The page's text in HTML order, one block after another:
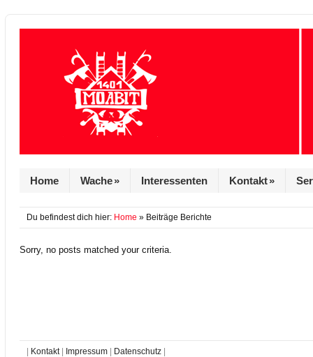
Home Wache» Interessenten Kontakt»
Du befindest dich hier: Home » Beiträge Berichte
Sorry, no posts matched your criteria.
Kontakt| Impressum| Datenschutz|